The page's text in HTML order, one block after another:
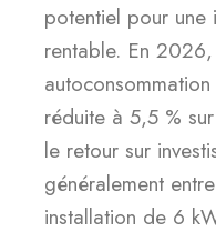
potentiel pour une
rentable. En
réduite à 5,5 %
le retour sur
généralement
installation de 6